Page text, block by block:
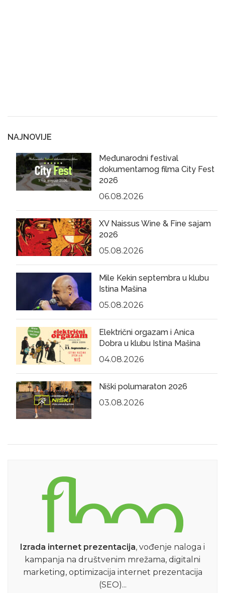
NAJNOVIJE
Međunarodni festival
dokumentarnog filma City Fest
2026
06.08.2026
XV Naissus Wine & Fine sajam
2026
05.08.2026
Mile Kekin septembra u klubu
Istina Mašina
05.08.2026
Električni orgazam i Anica
Dobra u klubu Istina Mašina
04.08.2026
Niški polumaraton 2026
03.08.2026
Izrada internet prezentacija, vođenje naloga i
kampanja na društvenim mrežama, digitalni
marketing, optimizacija internet prezentacija
(SEO)...